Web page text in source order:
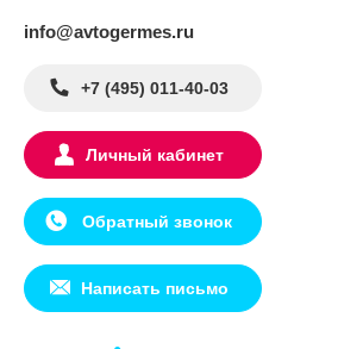
info@avtogermes.ru
+7 (495) 011-40-03
Личный кабинет
Обратный звонок
Написать письмо